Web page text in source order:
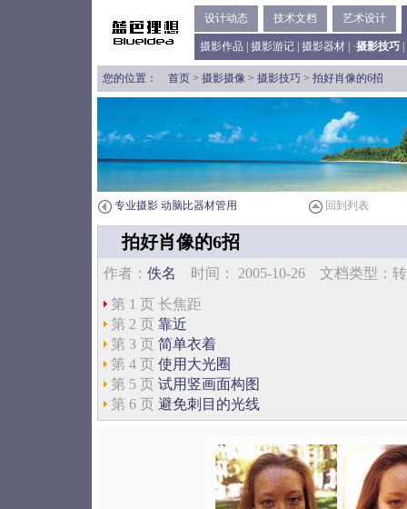
设计动态 技术文档 艺术设计
摄影作品 摄影游记 摄影器材 | ·摄影技巧
您的位置： 首页 > 摄影摄像 > 摄影技巧 > 拍好肖像的6招
专业摄影 动脑比器材管用 回到列表
拍好肖像的6招
作者： 佚名
时间： 2005-10-26 文档类型：
第 1 页 长焦距
第 2 页 靠近
第 3 页 简单衣着
第 4 页 使用大光圈
第 5 页 试用竖画面构图
第 6 页 避免刺目的光线